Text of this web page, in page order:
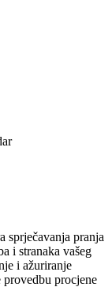
sprječavanja pranja
i stranaka vašeg
i ažuriranje
provedbu procjene